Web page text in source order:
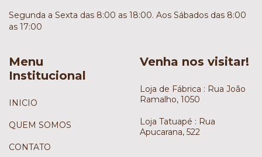
Segunda a Sexta das 8:00 as 18:00. Aos Sábados das 8:00
as 17:00
Menu
Institucional
INICIO
QUEM SOMOS
CONTATO
Venha nos visitar!
Loja de Fábrica : Rua João
Ramalho, 1050
Loja Tatuapé : Rua
Apucarana, 522